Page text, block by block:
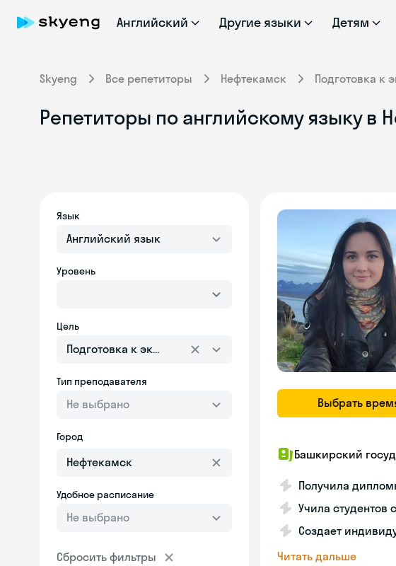
Английский Другие языки Детям
Skyeng Все репетиторы Нефтекамск Подготовка к
Репетиторы по английскому языку в
Язык
Английский язык
Уровень
Цель
Подготовка к экзаменам
Тип преподавателя
Не выбрано
Город
Удобное расписание
Не выбрано
Сбросить фильтры
Выбрать
Башкирский
Получила
Учила студентов
Создает
Читать дальше